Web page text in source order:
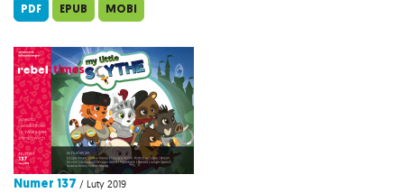
PDF EPUB MOBI
Numer 137 / Luty 2019